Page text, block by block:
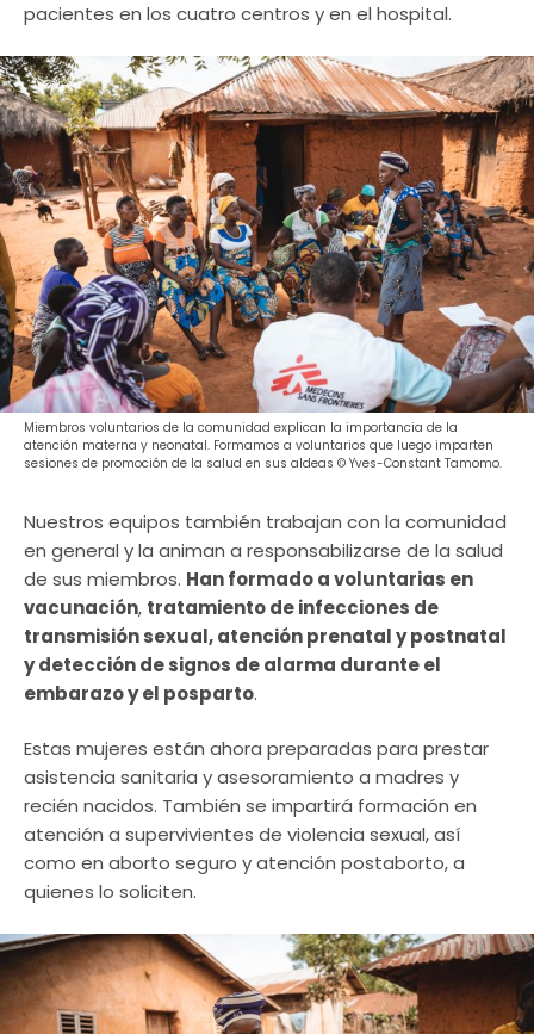
pacientes en los cuatro centros y en el hospital.
Miembros voluntarios de la comunidad explican la importancia de la
atención materna y neonatal. Formamos a voluntarios que luego imparten
sesiones de promoción de la salud en sus aldeas © Yves-Constant Tamomo.
Nuestros equipos también trabajan con la comunidad
en general y la animan a responsabilizarse de la salud
de sus miembros. Han formado a voluntarias en
vacunación, tratamiento de infecciones de
transmisión sexual, atención prenatal y postnatal
y detección de signos de alarma durante el
embarazo y el posparto.
Estas mujeres están ahora preparadas para prestar
asistencia sanitaria y asesoramiento a madres y
recién nacidos. También se impartirá formación en
atención a supervivientes de violencia sexual, así
como en aborto seguro y atención postaborto, a
quienes lo soliciten.